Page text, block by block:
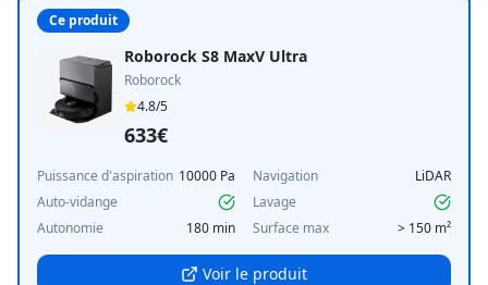
Ce produit
Roborock S8 MaxV Ultra
Roborock
4.8/5
633€
Puissance d'aspiration 10000 Pa Navigation
LiDAR
Auto-vidange
Lavage
Autonomie
180 min Surface max > 150 m²
Voir le produit